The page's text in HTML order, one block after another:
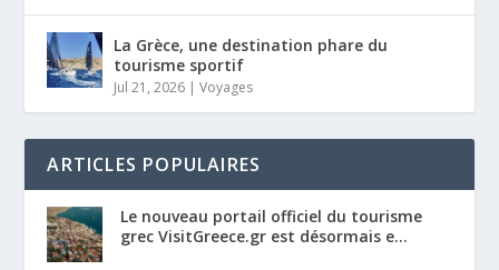
La Grèce, une destination phare du
tourisme sportif
Jul 21, 2026 |Voyages
ARTICLES POPULAIRES
Le nouveau portail officiel du tourisme
grec VisitGreece.gr est désormais e...